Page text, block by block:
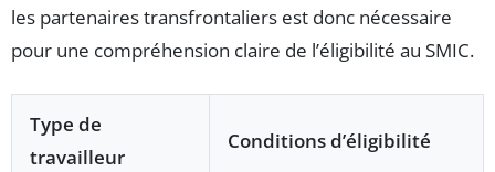
les partenaires transfrontaliers est donc nécessaire
pour une compréhension claire de l’éligibilité au SMIC.
Type de
travailleur
Conditions d’éligibilité